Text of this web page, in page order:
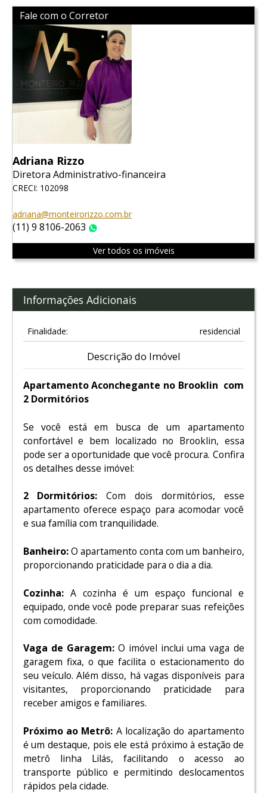
Fale com o Corretor
Adriana Rizzo
Diretora Administrativo-financeira
CRECI: 102098
adriana@monteirorizzo.com.br
(11) 9 8106-2063
Ver todos os imóveis
Informações Adicionais
Finalidade: residencial
Descrição do Imóvel
Apartamento Aconchegante no Brooklin com
2 Dormitórios
Se você está em busca de um apartamento
confortável e bem localizado no Brooklin, essa
pode ser a oportunidade que você procura. Confira
os detalhes desse imóvel:
2 Dormitórios: Com dois dormitórios, esse
apartamento oferece espaço para acomodar você
e sua família com tranquilidade.
Banheiro:O apartamento conta com um banheiro,
proporcionando praticidade para o dia a dia.
Cozinha:A cozinha é um espaço funcional e
equipado, onde você pode preparar suas refeições
com comodidade.
Vaga de Garagem:O imóvel inclui uma vaga de
garagem fixa, o que facilita o estacionamento do
seu veículo. Além disso, há vagas disponíveis para
visitantes, proporcionando praticidade para
receber amigos e familiares.
Próximo ao Metrô: A localização do apartamento
é um destaque, pois ele está próximo à estação de
metrô linha Lilás, facilitando o acesso ao
transporte público e permitindo deslocamentos
rápidos pela cidade.